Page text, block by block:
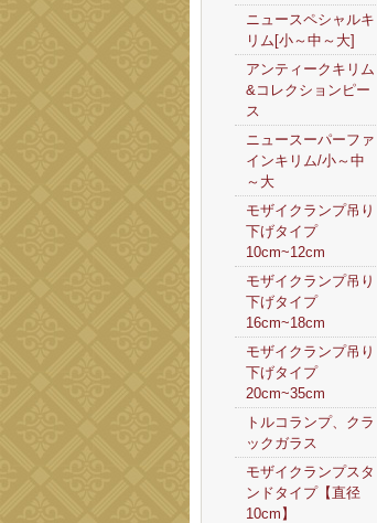
ニュースペシャルキ
リム[小～中～大]
アンティークキリム
&コレクションピー
ス
ニュースーパーファ
インキリム/小～中
～大
モザイクランプ吊り
下げタイプ
10cm~12cm
モザイクランプ吊り
下げタイプ
16cm~18cm
モザイクランプ吊り
下げタイプ
20cm~35cm
トルコランプ、クラ
ックガラス
モザイクランプスタ
ンドタイプ【直径
10cm】